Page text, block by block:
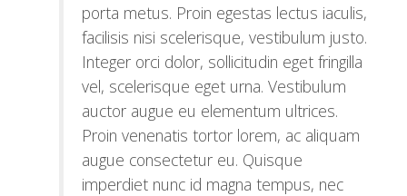
porta metus. Proin egestas lectus iaculis,
facilisis nisi scelerisque, vestibulum justo.
Integer orci dolor, sollicitudin eget fringilla
vel, scelerisque eget urna. Vestibulum
auctor augue eu elementum ultrices.
Proin venenatis tortor lorem, ac aliquam
augue consectetur eu. Quisque
imperdiet nunc id magna tempus, nec